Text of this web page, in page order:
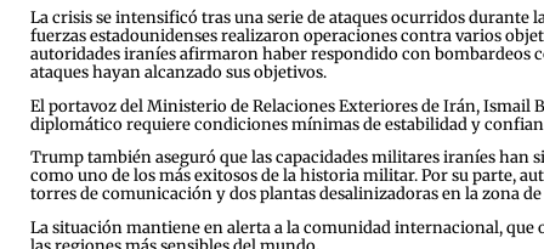
La crisis se intensificó tras una serie de ataques ocurridos durante
fuerzas estadounidenses realizaron operaciones contra varios
autoridades iraníes afirmaron haber respondido con bombardeos
ataques hayan alcanzado sus objetivos.
El portavoz del Ministerio de Relaciones Exteriores de Irán, Ismail
diplomático requiere condiciones mínimas de estabilidad y
Trump también aseguró que las capacidades militares iraníes han
como uno de los más exitosos de la historia militar. Por su parte,
torres de comunicación y dos plantas desalinizadoras en la zona
La situación mantiene en alerta a la comunidad internacional, que